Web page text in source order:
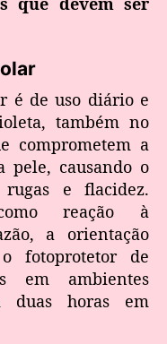
é de uso diário e
também no
comprometem a
pele, causando o
rugas e flacidez.
reação à
a orientação
fotoprotetor de
em ambientes
duas horas em